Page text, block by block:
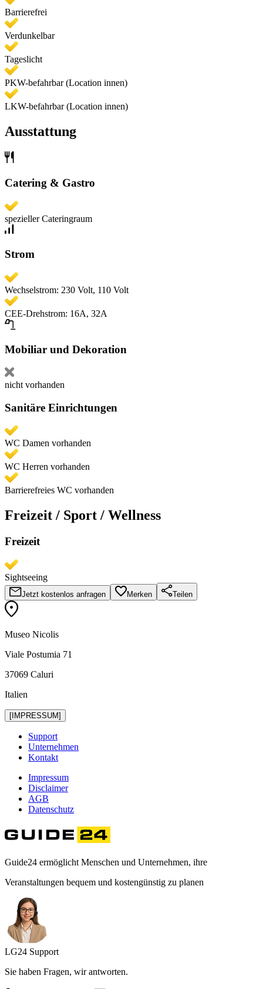
Barrierefrei
Verdunkelbar
Tageslicht
PKW-befahrbar (Location innen)
LKW-befahrbar (Location innen)
Ausstattung
Catering & Gastro
spezieller Cateringraum
Strom
Wechselstrom: 230 Volt, 110 Volt
CEE-Drehstrom: 16A, 32A
Mobiliar und Dekoration
nicht vorhanden
Sanitäre Einrichtungen
WC Damen vorhanden
WC Herren vorhanden
Barrierefreies WC vorhanden
Freizeit / Sport / Wellness
Freizeit
Sightseeing
Jetzt kostenlos anfragen Merken Teilen
Museo Nicolis
Viale Postumia 71
37069 Caluri
Italien
[IMPRESSUM]
Support
Unternehmen
Kontakt
Impressum
Disclaimer
AGB
Datenschutz
Guide24 ermöglicht Menschen und Unternehmen, ihre
Veranstaltungen bequem und kostengünstig zu planen
LG24 Support
Sie haben Fragen, wir antworten.